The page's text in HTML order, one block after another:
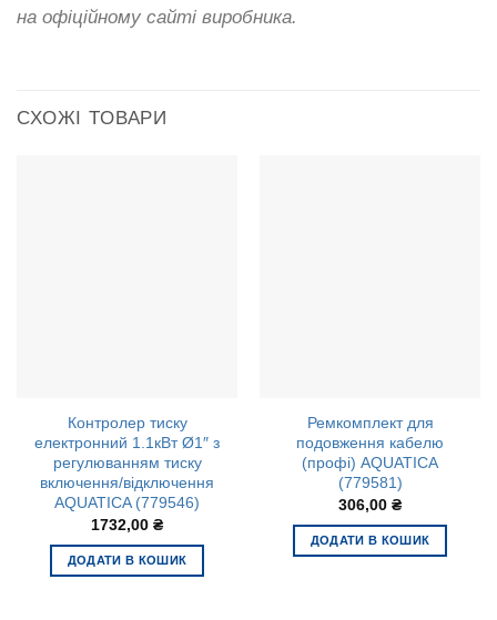
на офіційному сайті виробника.
СХОЖІ ТОВАРИ
Контролер тиску
електронний 1.1кВт Ø1″ з
регулюванням тиску
включення/відключення
AQUATICA (779546)
1732,00 ₴
ДОДАТИ В КОШИК
Ремкомплект для
подовження кабелю
(профі) AQUATICA
(779581)
306,00 ₴
ДОДАТИ В КОШИК